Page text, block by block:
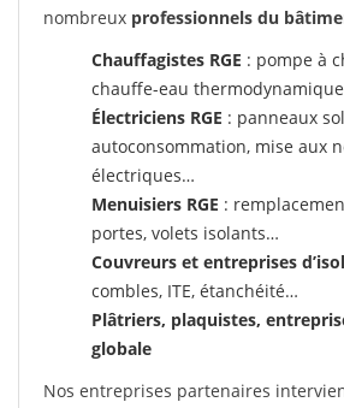
nombreux professionnels du
Chauffagistes RGE : pompe à
chauffe-eau
Électriciens RGE : panneaux
autoconsommation, mise aux
électriques…
Menuisiers RGE :
portes, volets isolants…
Couvreurs et entreprises
combles, ITE, étanchéité…
Plâtriers, plaquistes,
globale
Nos entreprises partenaires